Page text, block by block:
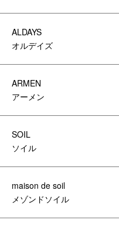
ALDAYS
オルデイズ
ARMEN
アーメン
SOIL
ソイル
maison de soil
メゾンドソイル